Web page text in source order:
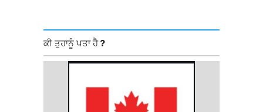
ਕੀ ਤੁਹਾਨੂੰ ਪਤਾ ਹੈ ?